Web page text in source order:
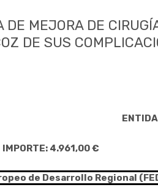
DE MEJORA DE
DE SUS
IMPORTE: 4.961,00 €
de Desarrollo Regional